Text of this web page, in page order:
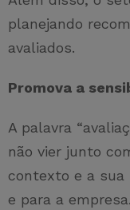
planejando
avaliados.
Promova a
A palavra
não vier junto
contexto e a sua
e para a